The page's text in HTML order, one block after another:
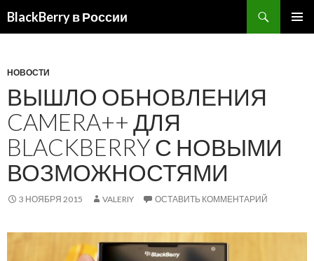
BlackBerry в России
НОВОСТИ
ВЫШЛО ОБНОВЛЕНИЯ
CAMERA++ ДЛЯ
BLACKBERRY С НОВЫМИ
ВОЗМОЖНОСТЯМИ
3 НОЯБРЯ 2015 VALERIY ОСТАВИТЬ КОММЕНТАРИЙ